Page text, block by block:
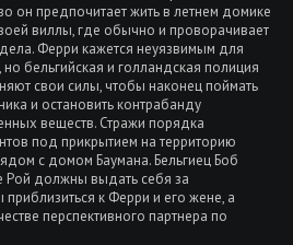
он предпочитает жить в летнем домике
виллы, где обычно и проворачивает
Ферри кажется неуязвимым для
но бельгийская и голландская полиция
свои силы, чтобы наконец поймать
и остановить контрабанду
веществ. Стражи порядка
под прикрытием на территорию
с домом Баумана. Бельгиец Боб
должны выдать себя за
к Ферри и его жене, а
перспективного партнера по